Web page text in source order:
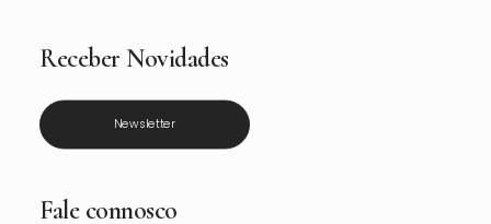
Receber Novidades
Newsletter
Fale connosco